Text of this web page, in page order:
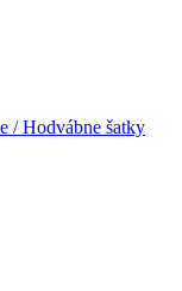
/ Hodvábne šatky